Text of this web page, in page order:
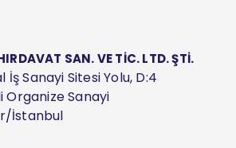
SAN. VE TİC. LTD. ŞTİ.
Sanayi Sitesi Yolu, D:4
Organize Sanayi
İstanbul